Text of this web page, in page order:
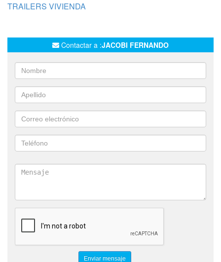
TRAILERS VIVIENDA
Contactar a :JACOBI FERNANDO